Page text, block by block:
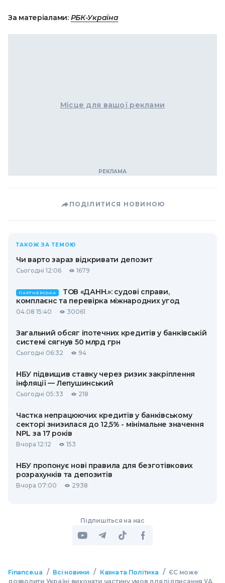
За матеріалами: РБК-Україна
Місце для вашої реклами
ПОДІЛИТИСЯ НОВИНОЮ
ТАКОЖ ЗА ТЕМОЮ
Чи варто зараз відкривати депозит
Сьогодні 12:06 1679
ПАРТНЕРСЬКА
ТОВ «ДАНН.»: судові справи,
комплаєнс та перевірка міжнародних угод
04.08 15:40 30061
Загальний обсяг іпотечних кредитів у банківській
системі сягнув 50 млрд грн
Сьогодні 06:32 94
НБУ підвищив ставку через ризик закріплення
інфляції — Лепушинський
Сьогодні 05:33 218
Частка непрацюючих кредитів у банківському
секторі знизилася до 12,5% - мінімальне значення
NPL за 17 років
Вчора 12:12 153
НБУ пропонує нові правила для безготівкових
розрахунків та депозитів
Вчора 07:00 2938
Підпишіться на нас
Finance.ua / Всі новини / Казна та Політика / ЄС може
дозволити Україні виконати частину умов для підписання УА